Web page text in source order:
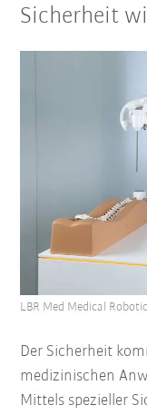
Sicherheit
Der Sicherheit
medizinischen
Mittels spezieller
LBR Med Medical